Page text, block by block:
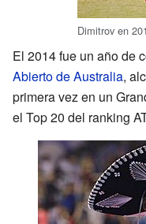
Dimitrov en
El 2014 fue un año de
Abierto de Australia,
primera vez en un
el Top 20 del ranking